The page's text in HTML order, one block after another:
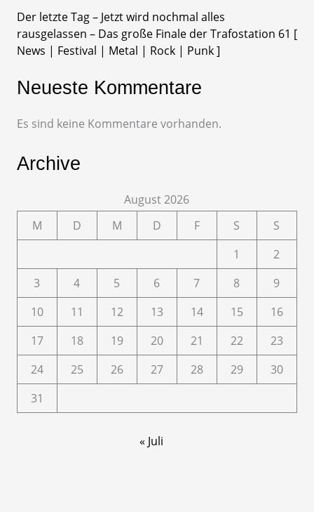
Der letzte Tag – Jetzt wird nochmal alles
rausgelassen – Das große Finale der Trafostation 61 [
News | Festival | Metal | Rock | Punk ]
Neueste Kommentare
Es sind keine Kommentare vorhanden.
Archive
August 2026
M
D M D F S
S
1
2
3
4 5 6 7 8
9
10
11 12 13 14 15
16
17
18 19 20 21 22
23
24
25 26 27 28 29
30
31
« Juli